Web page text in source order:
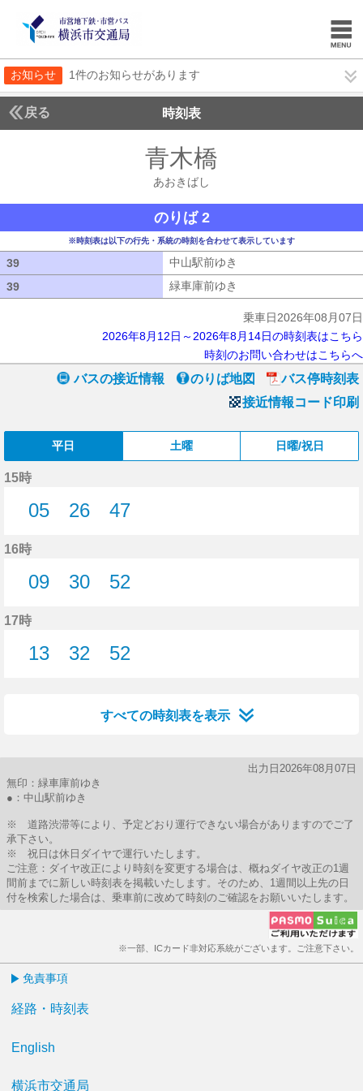
お知らせ 1件のお知らせがあります
戻る 時刻表
青木橋
あおきばし
のりば 2
※時刻表は以下の行先・系統の時刻を合わせて表示しています
39 中山駅前ゆき
39
緑車庫前ゆき
乗車日2026年08月07日
2026年8月12日～2026年8月14日の時刻表はこちら
時刻のお問い合わせはこちらへ
バスの接近情報 のりば地図
バス停時刻表
接近情報コード印刷
平日 土曜 日曜/祝日
15時
05
26
47
16時
09
30
52
17時
13
32
52
すべての時刻表を表示
出力日2026年08月07日
無印：緑車庫前ゆき
●：中山駅前ゆき
※ 道路渋滞等により、予定どおり運行できない場合がありますのでご了
承下さい。
※ 祝日は休日ダイヤで運行いたします。
ご注意：ダイヤ改正により時刻を変更する場合は、概ねダイヤ改正の1週
間前までに新しい時刻表を掲載いたします。そのため、1週間以上先の日
付を検索した場合は、乗車前に改めて時刻のご確認をお願いいたします。
※一部、ICカード非対応系統がございます。ご注意下さい。
免責事項
経路・時刻表
English
横浜市交通局